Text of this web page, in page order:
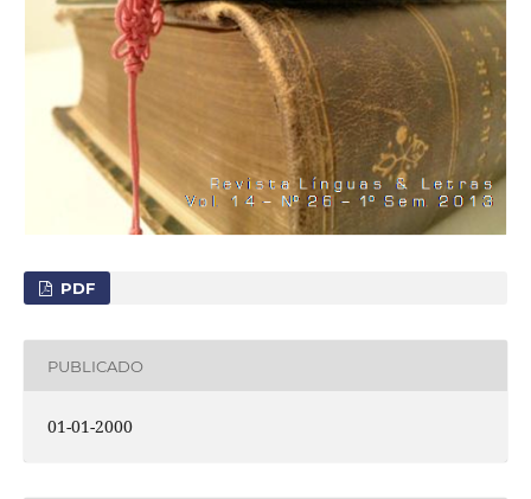
PDF
PUBLICADO
01-01-2000